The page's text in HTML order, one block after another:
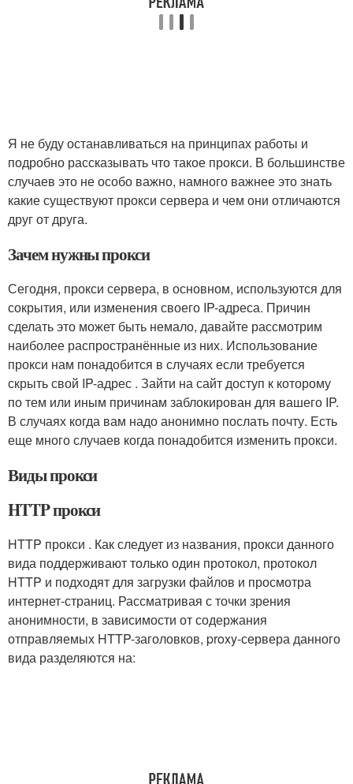
Я не буду останавливаться на принципах работы и
подробно рассказывать что такое прокси. В большинстве
случаев это не особо важно, намного важнее это знать
какие существуют прокси сервера и чем они отличаются
друг от друга.
Зачем нужны прокси
Сегодня, прокси сервера, в основном, используются для
сокрытия, или изменения своего IP-адреса. Причин
сделать это может быть немало, давайте рассмотрим
наиболее распространённые из них. Использование
прокси нам понадобится в случаях если требуется
скрыть свой IP-адрес . Зайти на сайт доступ к которому
по тем или иным причинам заблокирован для вашего IP.
В случаях когда вам надо анонимно послать почту. Есть
еще много случаев когда понадобится изменить прокси.
Виды прокси
HTTP прокси
HTTP прокси . Как следует из названия, прокси данного
вида поддерживают только один протокол, протокол
HTTP и подходят для загрузки файлов и просмотра
интернет-страниц. Рассматривая с точки зрения
анонимности, в зависимости от содержания
отправляемых HTTP-заголовков, proxy-сервера данного
вида разделяются на: